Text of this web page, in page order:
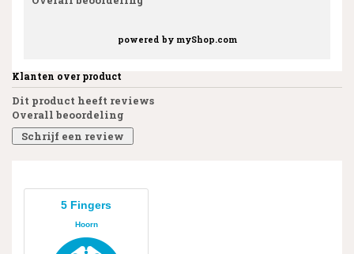
powered by myShop.com
Klanten over product
Dit product heeft reviews
Overall beoordeling
Schrijf een review
5 Fingers
Hoorn